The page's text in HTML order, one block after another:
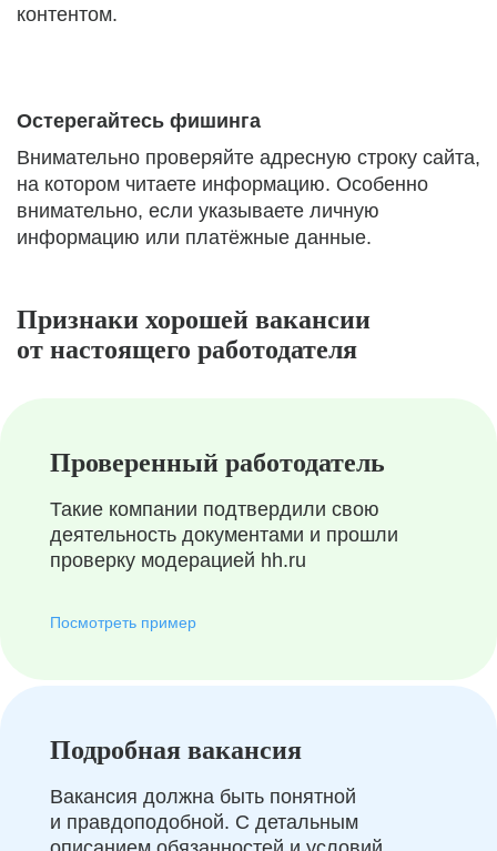
контентом.
Остерегайтесь фишинга
Внимательно проверяйте адресную строку сайта,
на котором читаете информацию. Особенно
внимательно, если указываете личную
информацию или платёжные данные.
Признаки хорошей вакансии
от настоящего работодателя
Проверенный работодатель
Такие компании подтвердили свою
деятельность документами и прошли
проверку модерацией hh.ru
Посмотреть пример
Подробная вакансия
Вакансия должна быть понятной
и правдоподобной. С детальным